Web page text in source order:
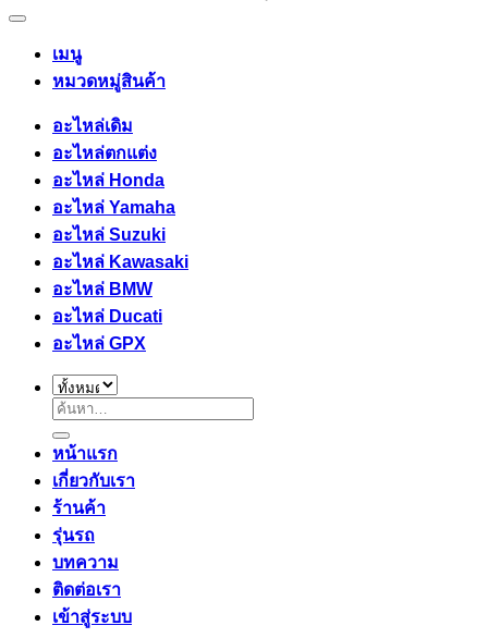
เมนู
หมวดหมู่สินค้า
อะไหล่เดิม
อะไหล่ตกแต่ง
อะไหล่ Honda
อะไหล่ Yamaha
อะไหล่ Suzuki
อะไหล่ Kawasaki
อะไหล่ BMW
อะไหล่ Ducati
อะไหล่ GPX
ค้นหา:
หน้าแรก
เกี่ยวกับเรา
ร้านค้า
รุ่นรถ
บทความ
ติดต่อเรา
เข้าสู่ระบบ